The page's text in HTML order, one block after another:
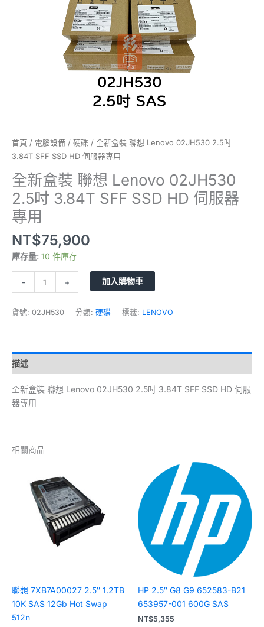
首頁 / 電腦設備 / 硬碟 / 全新盒裝 聯想 Lenovo 02JH530 2.5吋
3.84T SFF SSD HD 伺服器專用
全新盒裝 聯想 Lenovo 02JH530
2.5吋 3.84T SFF SSD HD 伺服器
專用
NT$75,900
庫存量: 10 件庫存
-
數
量
+ 加入購物車
貨號: 02JH530 分類: 硬碟 標籤: LENOVO
描述
全新盒裝 聯想 Lenovo 02JH530 2.5吋 3.84T SFF SSD HD 伺服
器專用
相關商品
聯想 7XB7A00027 2.5″ 1.2TB
10K SAS 12Gb Hot Swap
512n
HP 2.5″ G8 G9 652583-B21
653957-001 600G SAS
NT$5,355